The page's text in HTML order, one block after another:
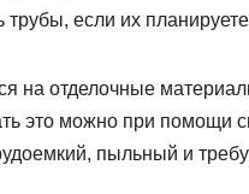
трубы, если их
на отделочные
это можно при помощи
пыльный и